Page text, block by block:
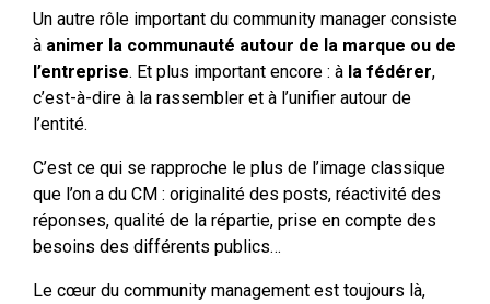
Un autre rôle important du community manager consiste
à animer la communauté autour de la marque ou de
l’entreprise. Et plus important encore : à la fédérer,
c’est-à-dire à la rassembler et à l’unifier autour de
l’entité.
C’est ce qui se rapproche le plus de l’image classique
que l’on a du CM : originalité des posts, réactivité des
réponses, qualité de la répartie, prise en compte des
besoins des différents publics…
Le cœur du community management est toujours là,